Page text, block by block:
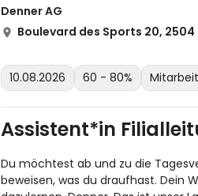
Denner AG
10.08.2026 60 - 80%
Assistent*in
Du möchtest ab und zu die
beweisen, was du draufhast. Dein